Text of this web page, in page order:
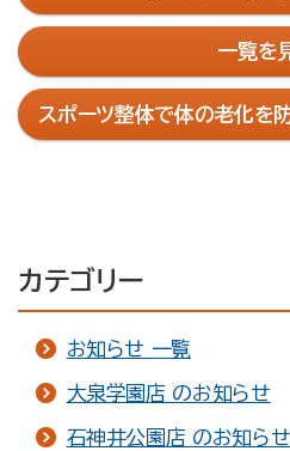
善を始
一覧を
スポーツ整体で体の老化を
の新視点
カテゴリー
お知らせ 一覧
大泉学園店 のお知らせ
石神井公園店 のお知らせ